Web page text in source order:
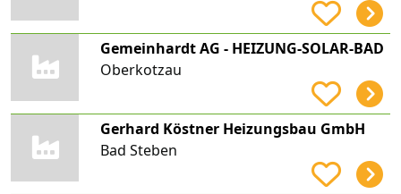
Gemeinhardt AG - HEIZUNG-SOLAR-BAD
Oberkotzau
Gerhard Köstner Heizungsbau GmbH
Bad Steben